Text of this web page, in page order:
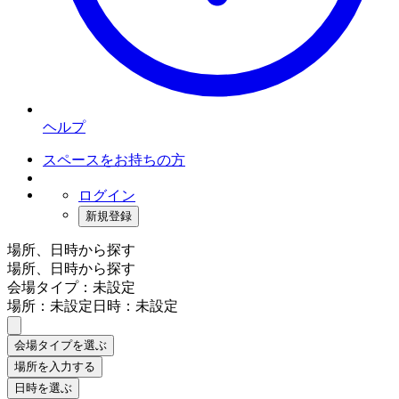
ヘルプ
スペースをお持ちの方
ログイン
新規登録
場所、日時から探す
場所、日時から探す
会場タイプ：未設定
場所：未設定日時：未設定
会場タイプを選ぶ
場所を入力する
日時を選ぶ